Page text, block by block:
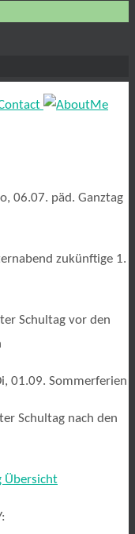
06.07. päd. Ganztag
zukünftige 1.
Schultag vor den
01.09. Sommerferien
Schultag nach den
Übersicht